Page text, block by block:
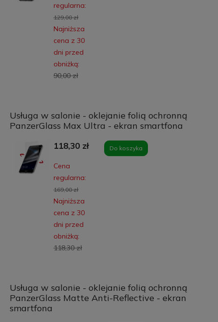
regularna:
129,00 zł
Najniższa
cena z 30
dni przed
obniżką:
90,00 zł
Usługa w salonie - oklejanie folią ochronną
PanzerGlass Max Ultra - ekran smartfona
118,30 zł
Cena
regularna:
169,00 zł
Najniższa
cena z 30
dni przed
obniżką:
118,30 zł
Do koszyka
Usługa w salonie - oklejanie folią ochronną
PanzerGlass Matte Anti-Reflective - ekran
smartfona